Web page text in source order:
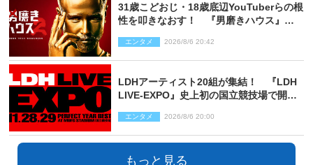
31歳こどおじ・18歳底辺YouTuberらの根
性を叩きなおす！ 『男磨きハウス』第2
エンタメ 2026/8/6 20:42
LDHアーティスト20組が集結！ 『LDH
LIVE‐EXPO』史上初の国立競技場で開催
エンタメ 2026/8/6 20:00
もっと見る